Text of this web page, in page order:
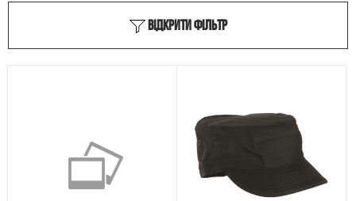
Відкрити фільтр